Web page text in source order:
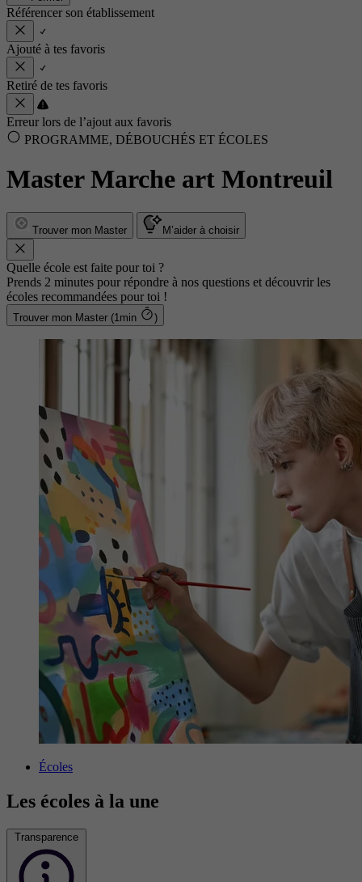
Référencer son établissement
Ajouté à tes favoris
Retiré de tes favoris
Erreur lors de l’ajout aux favoris
PROGRAMME, DÉBOUCHÉS ET ÉCOLES
Master Marche art Montreuil
Trouver mon Master M’aider à choisir
Quelle école est faite pour toi ?
Prends 2 minutes pour répondre à nos questions et découvrir les
écoles recommandées pour toi !
Trouver mon Master (1min )
Écoles
Les écoles à la une
Transparence